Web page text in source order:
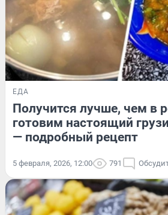
ЕДА
Получится лучше, чем в
готовим настоящий
— подробный рецепт
5 февраля, 2026, 12:00 791